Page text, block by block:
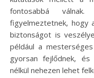
fontosabbá
figyelmeztetnek, hogy
biztonságot is
például a
gyorsan fejlődnek,
nélkül nehezen lehet